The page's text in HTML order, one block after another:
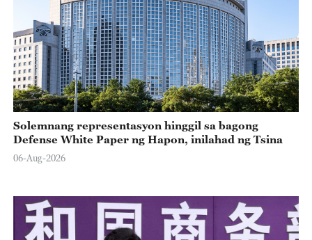
Solemnang representasyon hinggil sa bagong
Defense White Paper ng Hapon, inilahad ng Tsina
06-Aug-2026